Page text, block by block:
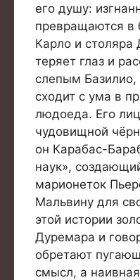
его душу:
превращаются
Карло и столяра
теряет глаз и
слепым
сходит с ума в
людоеда. Его
чудовищной
он Карабас-
наук»,
марионеток
Мальвину для
этой истории
Дуремара и
обретают
смысл, а